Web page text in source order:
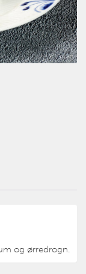
og ørredrogn.